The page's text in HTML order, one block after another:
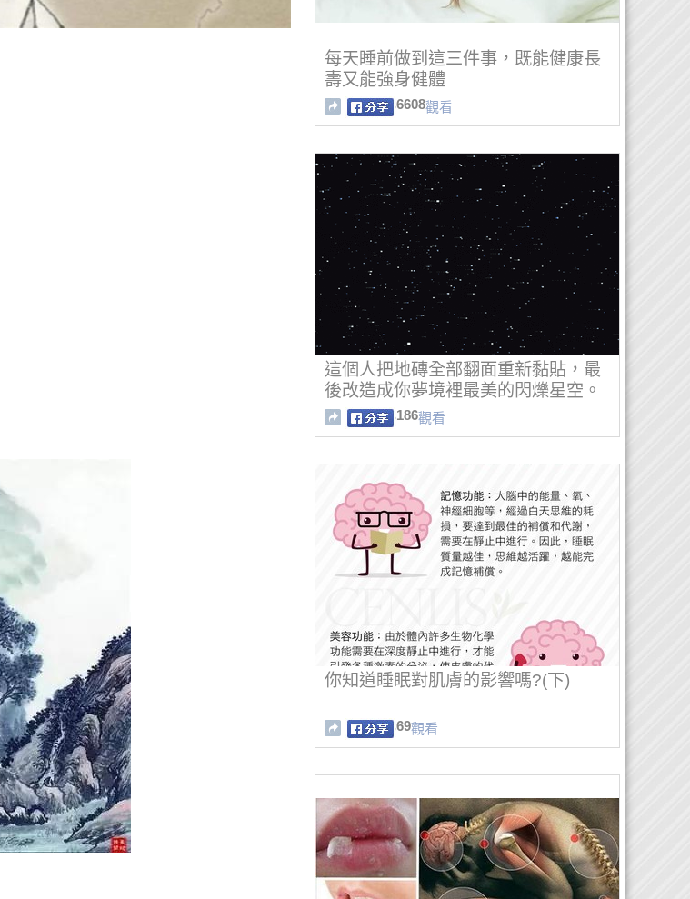
每天睡前做到這三件事，既能健康長
壽又能強身健體
6608觀看
這個人把地磚全部翻面重新黏貼，最
後改造成你夢境裡最美的閃爍星空。
186觀看
你知道睡眠對肌膚的影響嗎?(下)
69觀看